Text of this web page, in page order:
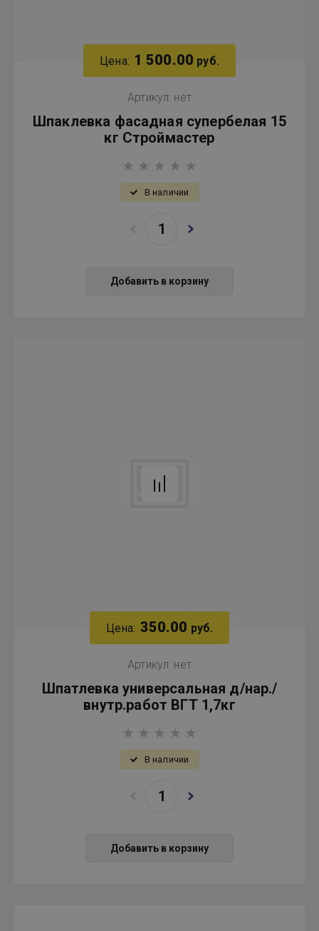
Цена: 1 500.00 руб.
Артикул: нет
Шпаклевка фасадная супербелая 15
кг Строймастер
В наличии
Добавить в корзину
Цена: 350.00 руб.
Артикул: нет
Шпатлевка универсальная д/нар./
внутр.работ ВГТ 1,7кг
В наличии
Добавить в корзину